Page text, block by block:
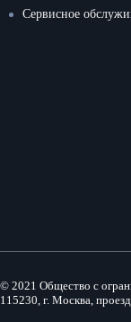
Сервисное
© 2021 Общество с
115230, г. Москва,